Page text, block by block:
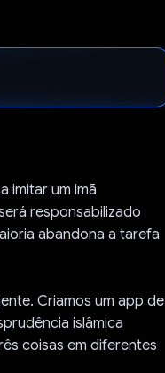
imitar um imã
responsabilizado
abandona a tarefa
Criamos um app de
islâmica
coisas em diferentes